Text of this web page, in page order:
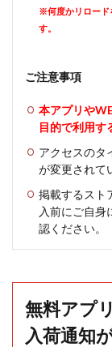
※何度かリロード
す。
ご注意事項
本アプリや
目的で利用す
アクセスのタ
が変更されて
掲載するスト
入前にご自身
認ください。
無料アプ
入荷通知